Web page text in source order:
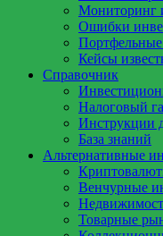
Мониторинг
Ошибки
Кейсы
Справочник
Налоговый
Инструкции
База знаний
Альтернативные
Венчурные
Товарные